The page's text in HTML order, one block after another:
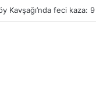
Kavşağı’nda feci kaza: